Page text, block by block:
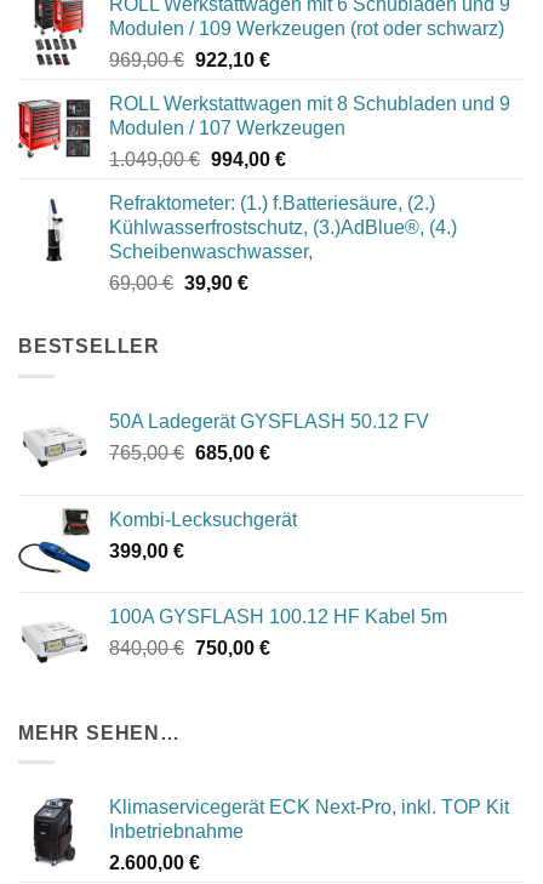
ROLL Werkstattwagen mit 6 Schubladen und 9
Modulen / 109 Werkzeugen (rot oder schwarz)
969,00€ Ursprünglicher
war:
969,00 €
922,10 €Aktueller
ist:
922,10 €.
ROLL Werkstattwagen mit 8 Schubladen und 9
Modulen / 107 Werkzeugen
1.049,00€ Ursprünglicher
war:
1.049,00 €
994,00 €Aktueller
ist:
994,00 €.
Refraktometer: (1.) f.Batteriesäure, (2.)
Kühlwasserfrostschutz, (3.)AdBlue®, (4.)
Scheibenwaschwasser,
69,00€ Ursprünglicher
39,90 €Aktueller
BESTSELLER
50A Ladegerät GYSFLASH 50.12 FV
765,00€ Ursprünglicher
765,00 €
685,00 €Aktueller
685,00 €.
Kombi-Lecksuchgerät
399,00 €
100A GYSFLASH 100.12 HF Kabel 5m
840,00€ Ursprünglicher
750,00 €Aktueller
MEHR SEHEN…
Klimaservicegerät ECK Next-Pro, inkl. TOP Kit
Inbetriebnahme
2.600,00 €